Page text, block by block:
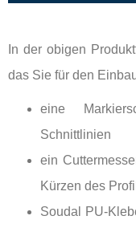
In der obigen
das Sie für den
eine
Schnittlinien
ein
Kürzen des
Soudal PU-